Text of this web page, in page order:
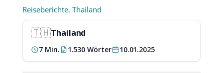
Reiseberichte, Thailand
🇹🇭
Land: Thailand
Lesezeit:
7 Min.Umfang:
1.530 WörterDatum:
10.01.2025